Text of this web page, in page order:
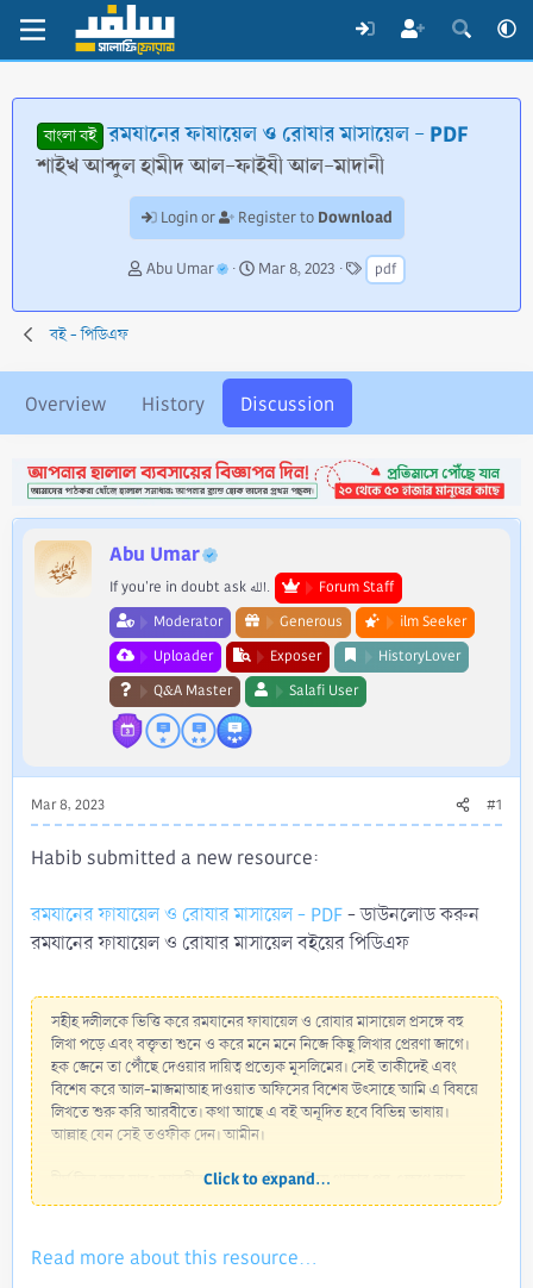
বাংলা বই রমযানের ফাযায়েল ও রোযার মাসায়েল - PDF
শাইখ আব্দুল হামীদ আল-ফাইযী আল-মাদানী
Login or Register to Download
T
r
d
s
r
t
e
Abu Umar
S
a
d
a
t
Mar 8, 2023
T
a
g
pdf
বই - পিডিএফ
Overview History Discussion
Abu Umar
If you're in doubt ask الله.
Forum Staff
Moderator
Generous
ilm Seeker
Uploader
Exposer
HistoryLover
Q&A Master
Salafi User
Mar 8, 2023 #1
Habib submitted a new resource:
রমযানের ফাযায়েল ও রোযার মাসায়েল - PDF- ডাউনলোড করুন
রমযানের ফাযায়েল ও রোযার মাসায়েল বইয়ের পিডিএফ
সহীহ দলীলকে ভিত্তি করে রমযানের ফাযায়েল ও রোযার মাসায়েল প্রসঙ্গে বহু
লিখা পড়ে এবং বক্তৃতা শুনে ও করে মনে মনে নিজে কিছু লিখার প্রেরণা জাগে।
হক জেনে তা পৌঁছে দেওয়ার দায়িত্ব প্রত্যেক মুসলিমের। সেই তাকীদেই এবং
বিশেষ করে আল-মাজমাআহ দাওয়াত অফিসের বিশেষ উৎসাহে আমি এ বিষয়ে
লিখতে শুরু করি আরবীতে। কথা আছে এ বই অনূদিত হবে বিভিন্ন ভাষায়।
আল্লাহ যেন সেই তওফীক দেন। আমীন।
দীর্ঘ তিন বছর যাবৎ আরবীর লেপ মুড়ো দিয়ে ঘুমিয়ে থাকার পর এক্ষণে তাকে
জাগিয়ে বাংলার লেবাস পরাই আমার স্বভাষী বাঙালী ভাই-বোনদের...
Click to expand...
Read more about this resource...